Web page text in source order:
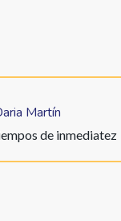
Martín
de inmediatez